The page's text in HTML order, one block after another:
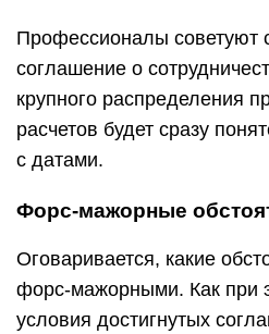
Профессионалы советуют
соглашение о
крупного распределения
расчетов будет сразу
с датами.
Форс-мажорные
Оговаривается, какие
форс-мажорными. Как при
условия достигнутых